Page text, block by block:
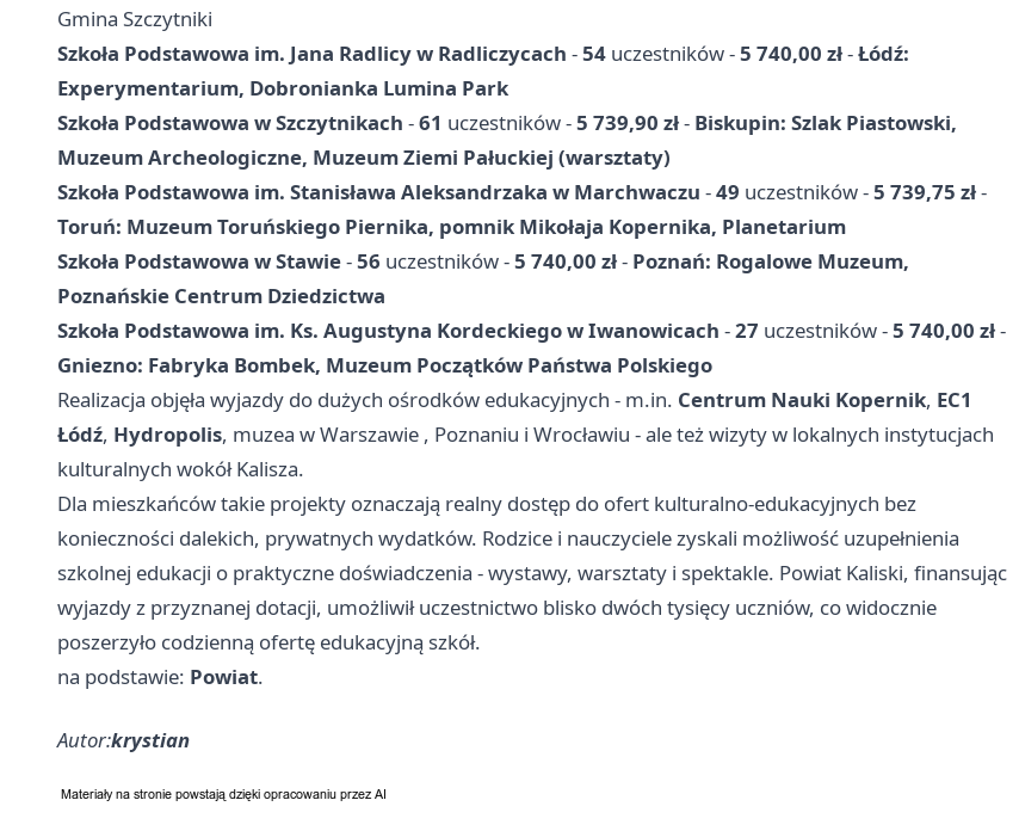
Gmina Szczytniki
Szkoła Podstawowa im. Jana Radlicy w Radliczycach -54 uczestników -5 740,00 zł-Łódź:
Experymentarium, Dobronianka Lumina Park
Szkoła Podstawowa w Szczytnikach -61 uczestników -5 739,90 zł- Biskupin: Szlak Piastowski,
Muzeum Archeologiczne, Muzeum Ziemi Pałuckiej (warsztaty)
Szkoła Podstawowa im. Stanisława Aleksandrzaka w Marchwaczu -49 uczestników -5 739,75 zł-
Toruń: Muzeum Toruńskiego Piernika, pomnik Mikołaja Kopernika, Planetarium
Szkoła Podstawowa w Stawie-56 uczestników -5 740,00 zł- Poznań: Rogalowe Muzeum,
Poznańskie Centrum Dziedzictwa
Szkoła Podstawowa im. Ks. Augustyna Kordeckiego w Iwanowicach -27 uczestników -5 740,00 zł-
Gniezno: Fabryka Bombek, Muzeum Początków Państwa Polskiego
Realizacja objęła wyjazdy do dużych ośrodków edukacyjnych - m.in. Centrum Nauki Kopernik, EC1
Łódź, Hydropolis, muzea wWarszawie , Poznaniu i Wrocławiu - ale też wizyty w lokalnych instytucjach
kulturalnych wokół Kalisza.
Dla mieszkańców takie projekty oznaczają realny dostęp do ofert kulturalno-edukacyjnych bez
konieczności dalekich, prywatnych wydatków. Rodzice i nauczyciele zyskali możliwość uzupełnienia
szkolnej edukacji o praktyczne doświadczenia - wystawy, warsztaty i spektakle. Powiat Kaliski, finansując
wyjazdy z przyznanej dotacji, umożliwił uczestnictwo blisko dwóch tysięcy uczniów, co widocznie
poszerzyło codzienną ofertę edukacyjną szkół.
na podstawie: Powiat.
Autor:krystian